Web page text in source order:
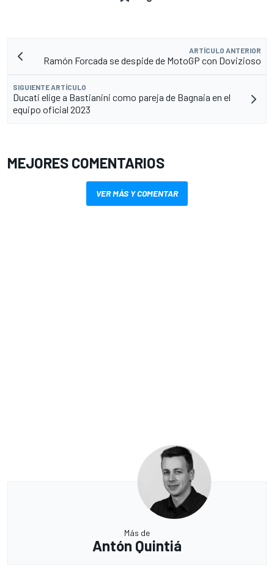
ARTÍCULO ANTERIOR
Ramón Forcada se despide de MotoGP con Dovizioso
SIGUIENTE ARTÍCULO
Ducati elige a Bastianini como pareja de Bagnaia en el
equipo oficial 2023
MEJORES COMENTARIOS
VER MÁS Y COMENTAR
Más de
Antón Quintiá